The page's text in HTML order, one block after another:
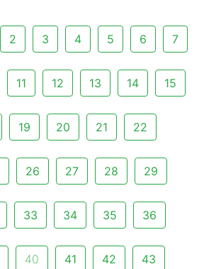
2 3 4 5 6 7
11 12 13 14 15
19 20 21 22
26 27 28 29
33 34 35 36
40 41 42 43